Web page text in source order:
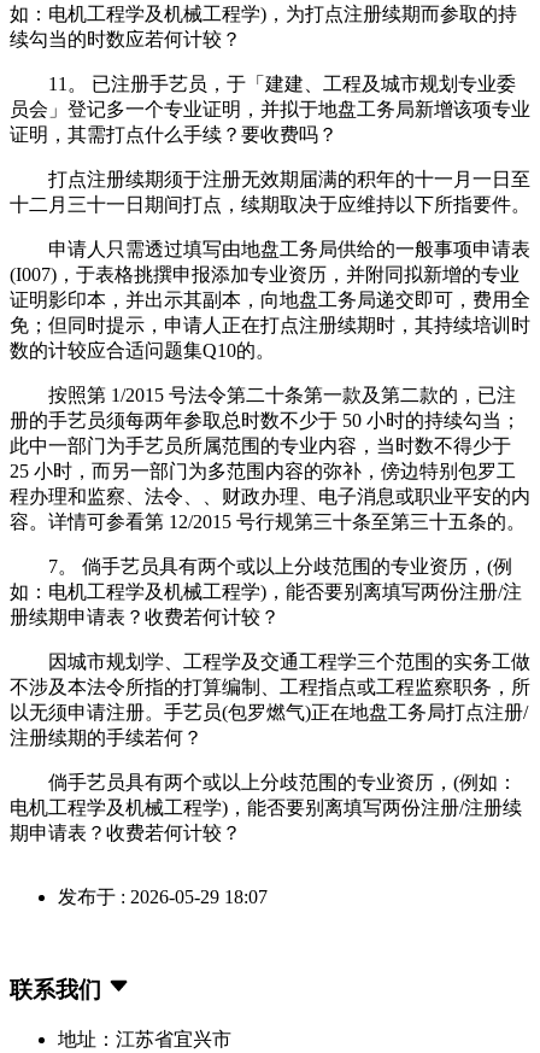
如：电机工程学及机械工程学)，为打点注册续期而参取的持
续勾当的时数应若何计较？
11。 已注册手艺员，于「建建、工程及城市规划专业委
员会」登记多一个专业证明，并拟于地盘工务局新增该项专业
证明，其需打点什么手续？要收费吗？
打点注册续期须于注册无效期届满的积年的十一月一日至
十二月三十一日期间打点，续期取决于应维持以下所指要件。
申请人只需透过填写由地盘工务局供给的一般事项申请表
(I007)，于表格挑撰申报添加专业资历，并附同拟新增的专业
证明影印本，并出示其副本，向地盘工务局递交即可，费用全
免；但同时提示，申请人正在打点注册续期时，其持续培训时
数的计较应合适问题集Q10的。
按照第 1/2015 号法令第二十条第一款及第二款的，已注
册的手艺员须每两年参取总时数不少于 50 小时的持续勾当；
此中一部门为手艺员所属范围的专业内容，当时数不得少于
25 小时，而另一部门为多范围内容的弥补，傍边特别包罗工
程办理和监察、法令、、财政办理、电子消息或职业平安的内
容。详情可参看第 12/2015 号行规第三十条至第三十五条的。
7。 倘手艺员具有两个或以上分歧范围的专业资历，(例
如：电机工程学及机械工程学)，能否要别离填写两份注册/注
册续期申请表？收费若何计较？
因城市规划学、工程学及交通工程学三个范围的实务工做
不涉及本法令所指的打算编制、工程指点或工程监察职务，所
以无须申请注册。手艺员(包罗燃气)正在地盘工务局打点注册/
注册续期的手续若何？
倘手艺员具有两个或以上分歧范围的专业资历，(例如：
电机工程学及机械工程学)，能否要别离填写两份注册/注册续
期申请表？收费若何计较？
发布于 : 2026-05-29 18:07
联系我们
地址：江苏省宜兴市